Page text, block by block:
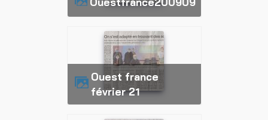
ouest france
février 21